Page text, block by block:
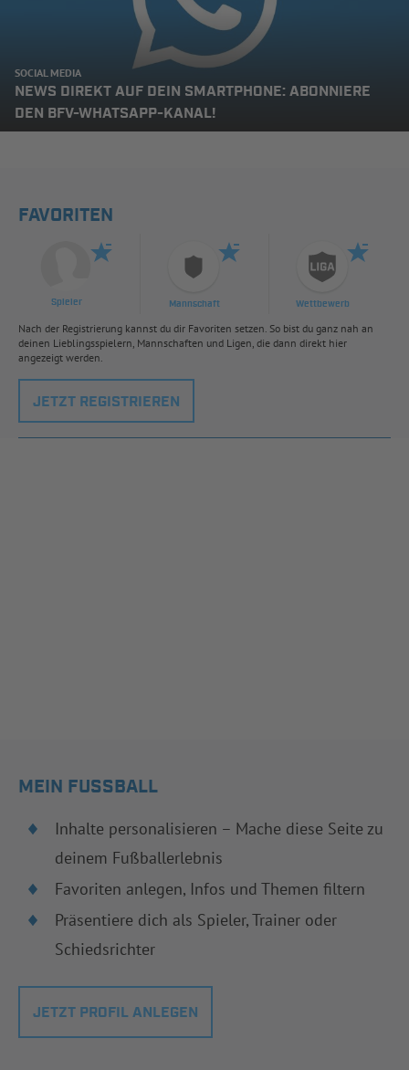
SOCIAL MEDIA
NEWS DIREKT AUF DEIN SMARTPHONE: ABONNIERE
DEN BFV-WHATSAPP-KANAL!
FAVORITEN
Spieler Mannschaft Wettbewerb
Nach der Registrierung kannst du dir Favoriten setzen. So bist du ganz nah an
deinen Lieblingsspielern, Mannschaften und Ligen, die dann direkt hier
angezeigt werden.
JETZT REGISTRIEREN
MEIN FUSSBALL
Inhalte personalisieren – Mache diese Seite zu
deinem Fußballerlebnis
Favoriten anlegen, Infos und Themen filtern
Präsentiere dich als Spieler, Trainer oder
Schiedsrichter
JETZT PROFIL ANLEGEN